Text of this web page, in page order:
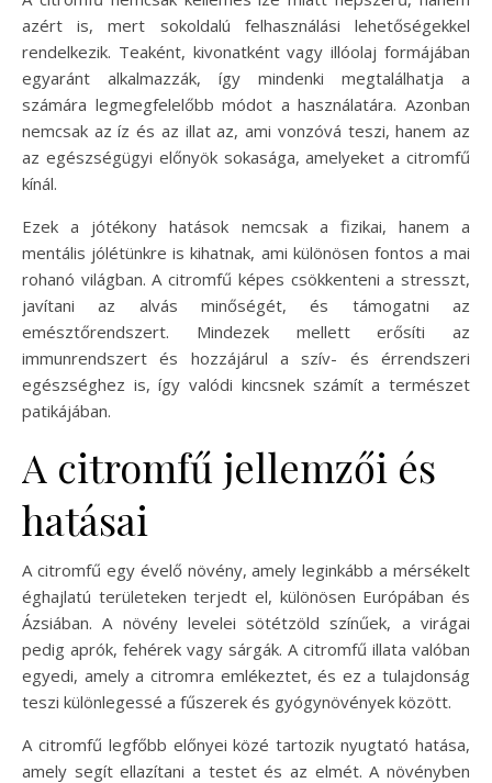
azért is, mert sokoldalú felhasználási lehetőségekkel
rendelkezik. Teaként, kivonatként vagy illóolaj formájában
egyaránt alkalmazzák, így mindenki megtalálhatja a
számára legmegfelelőbb módot a használatára. Azonban
nemcsak az íz és az illat az, ami vonzóvá teszi, hanem az
az egészségügyi előnyök sokasága, amelyeket a citromfű
kínál.
Ezek a jótékony hatások nemcsak a fizikai, hanem a
mentális jólétünkre is kihatnak, ami különösen fontos a mai
rohanó világban. A citromfű képes csökkenteni a stresszt,
javítani az alvás minőségét, és támogatni az
emésztőrendszert. Mindezek mellett erősíti az
immunrendszert és hozzájárul a szív- és érrendszeri
egészséghez is, így valódi kincsnek számít a természet
patikájában.
A citromfű jellemzői és
hatásai
A citromfű egy évelő növény, amely leginkább a mérsékelt
éghajlatú területeken terjedt el, különösen Európában és
Ázsiában. A növény levelei sötétzöld színűek, a virágai
pedig aprók, fehérek vagy sárgák. A citromfű illata valóban
egyedi, amely a citromra emlékeztet, és ez a tulajdonság
teszi különlegessé a fűszerek és gyógynövények között.
A citromfű legfőbb előnyei közé tartozik nyugtató hatása,
amely segít ellazítani a testet és az elmét. A növényben